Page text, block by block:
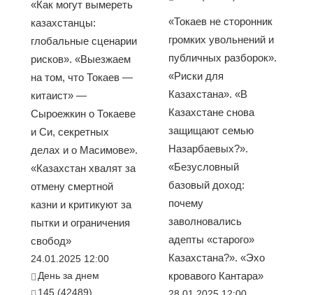
«Как могут вымереть
казахстанцы:
глобальные сценарии
рисков». «Выезжаем
на том, что Токаев —
китаист» —
Сыроежкин о Токаеве
и Си, секретных
делах и о Масимове».
«Казахстан хвалят за
отмену смертной
казни и критикуют за
пытки и ограничения
свобод»
24.01.2025 12:00
День за днем
145 (42489)
«Токаев не сторонник
громких увольнений и
публичных разборок».
«Риски для
Казахстана». «В
Казахстане снова
защищают семью
Назарбаевых?».
«Безусловный
базовый доход:
почему
заволновались
адепты «старого»
Казахстана?». «Эхо
кровавого Кантара»